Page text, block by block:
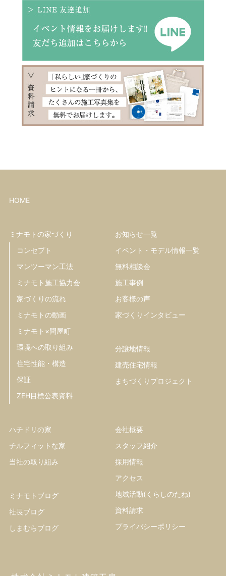
HOME
ミナモトの家づくり
コンセプト
マンツーマン工法
ミナモト施工協力会
家づくりの流れ
ミナモトの動画
ミナモト×問屋町
環境への取り組み
住宅性能・構造
保証
ZEH目標公表資料
お知らせ一覧
イベント・モデル情報一覧
無料相談会
施工事例
お客様の声
家づくりインタビュー
分譲地情報
建売住宅情報
まちづくりプロジェクト
ハチドリの家
チルフィットな家
当社の取り組み
ミナモトブログ
社長ブログ
しまむらブログ
会社概要
スタッフ紹介
採用情報
アクセス
地域活動(くらしのたね)
資料請求
プライバシーポリシー